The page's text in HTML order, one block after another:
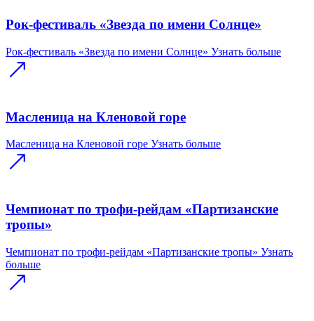
Рок-фестиваль «Звезда по имени Солнце»
Рок-фестиваль «Звезда по имени Солнце» Узнать больше
Масленица на Кленовой горе
Масленица на Кленовой горе Узнать больше
Чемпионат по трофи-рейдам «Партизанские
тропы»
Чемпионат по трофи-рейдам «Партизанские тропы» Узнать
больше